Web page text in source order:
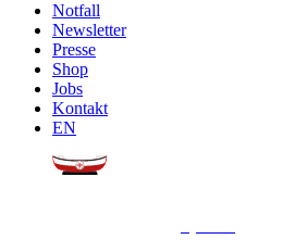
Notfall
Newsletter
Presse
Shop
Jobs
Kontakt
EN